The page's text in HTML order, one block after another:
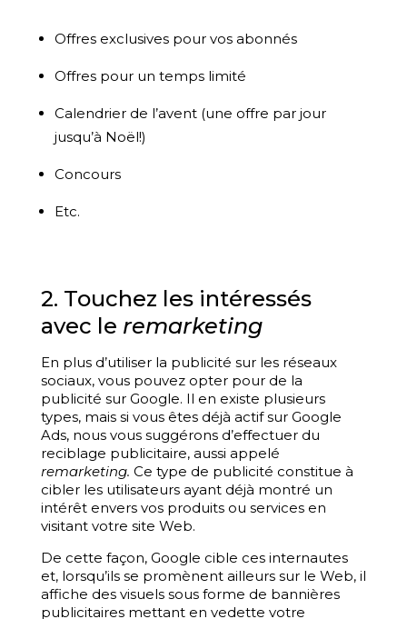
Offres exclusives pour vos abonnés
Offres pour un temps limité
Calendrier de l’avent (une offre par jour
jusqu’à Noël!)
Concours
Etc.
2. Touchez les intéressés
avec le remarketing
En plus d’utiliser la publicité sur les réseaux
sociaux, vous pouvez opter pour de la
publicité sur Google. Il en existe plusieurs
types, mais si vous êtes déjà actif sur Google
Ads, nous vous suggérons d’effectuer du
reciblage publicitaire, aussi appelé
remarketing. Ce type de publicité constitue à
cibler les utilisateurs ayant déjà montré un
intérêt envers vos produits ou services en
visitant votre site Web.
De cette façon, Google cible ces internautes
et, lorsqu’ils se promènent ailleurs sur le Web, il
affiche des visuels sous forme de bannières
publicitaires mettant en vedette votre